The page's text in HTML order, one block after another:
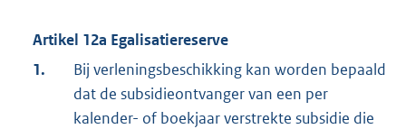
Artikel 12a Egalisatiereserve
1.
Bij verleningsbeschikking kan worden bepaald
dat de subsidieontvanger van een per
kalender- of boekjaar verstrekte subsidie die